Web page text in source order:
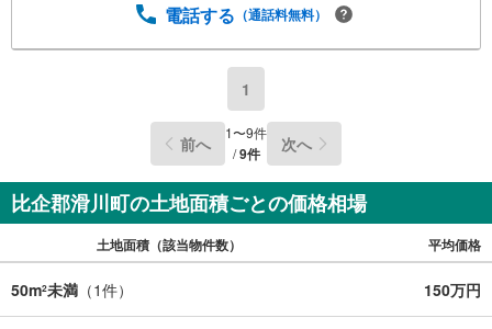
電話する （通話料無料）
1
前へ 1〜9件
/9件 次へ
比企郡滑川町の土地面積ごとの価格相場
土地面積（該当物件数） 平均価格
50m2未満 （1件） 150万円